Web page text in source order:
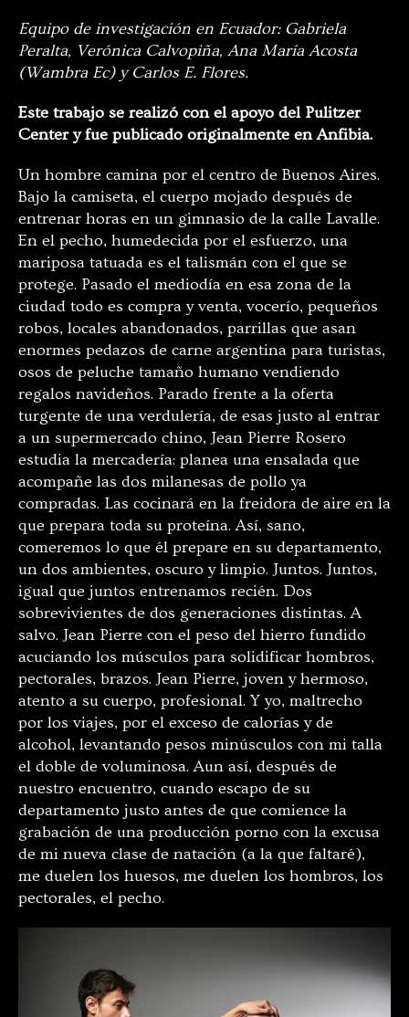
Equipo de investigación en Ecuador: Gabriela
Peralta, Verónica Calvopiña, Ana María Acosta
(Wambra Ec) y Carlos E. Flores.
Este trabajo se realizó con el apoyo del Pulitzer
Center y fue publicado originalmente en Anfibia.
Un hombre camina por el centro de Buenos Aires.
Bajo la camiseta, el cuerpo mojado después de
entrenar horas en un gimnasio de la calle Lavalle.
En el pecho, humedecida por el esfuerzo, una
mariposa tatuada es el talismán con el que se
protege. Pasado el mediodía en esa zona de la
ciudad todo es compra y venta, vocerío, pequeños
robos, locales abandonados, parrillas que asan
enormes pedazos de carne argentina para turistas,
osos de peluche tamaño humano vendiendo
regalos navideños. Parado frente a la oferta
turgente de una verdulería, de esas justo al entrar
a un supermercado chino, Jean Pierre Rosero
estudia la mercadería: planea una ensalada que
acompañe las dos milanesas de pollo ya
compradas. Las cocinará en la freidora de aire en la
que prepara toda su proteína. Así, sano,
comeremos lo que él prepare en su departamento,
un dos ambientes, oscuro y limpio. Juntos. Juntos,
igual que juntos entrenamos recién. Dos
sobrevivientes de dos generaciones distintas. A
salvo. Jean Pierre con el peso del hierro fundido
acuciando los músculos para solidificar hombros,
pectorales, brazos. Jean Pierre, joven y hermoso,
atento a su cuerpo, profesional. Y yo, maltrecho
por los viajes, por el exceso de calorías y de
alcohol, levantando pesos minúsculos con mi talla
el doble de voluminosa. Aun así, después de
nuestro encuentro, cuando escapo de su
departamento justo antes de que comience la
grabación de una producción porno con la excusa
de mi nueva clase de natación (a la que faltaré),
me duelen los huesos, me duelen los hombros, los
pectorales, el pecho.